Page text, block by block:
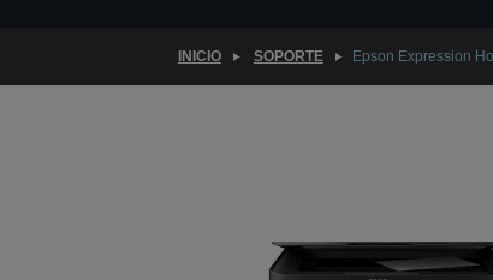
INICIO SOPORTE Epson Expression